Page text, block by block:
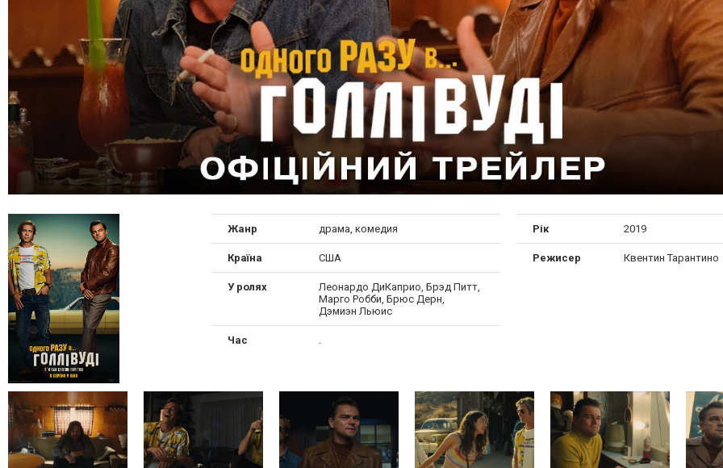
Жанр драма, комедия
Країна США
У ролях
Леонардо ДиКаприо, Брэд Питт,
Марго Робби, Брюс Дерн,
Дэмиэн Льюис
Рік 2019
Режисер Квентин Тарантино
Час